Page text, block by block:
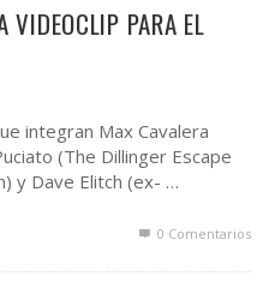
VIDEOCLIP PARA EL
integran Max Cavalera
(The Dillinger Escape
y Dave Elitch (ex- …
0 Comentarios